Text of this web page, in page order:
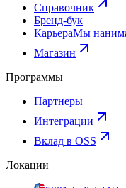
Справочник
Бренд-бук
КарьераМы
Магазин
Программы
Партнеры
Интеграции
Вклад в OSS
Локации